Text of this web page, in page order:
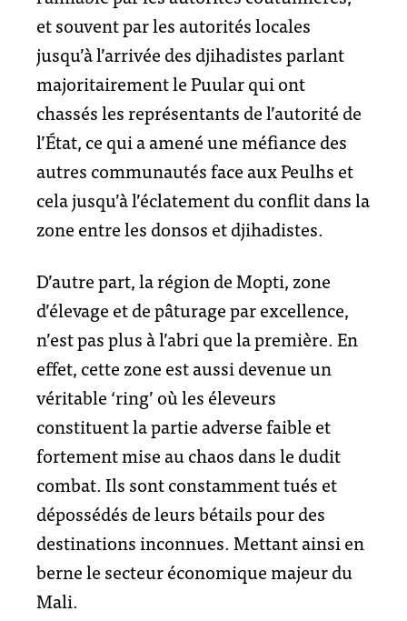
et souvent par les autorités locales
jusqu’à l’arrivée des djihadistes parlant
majoritairement le Puular qui ont
chassés les représentants de l’autorité de
l’État, ce qui a amené une méfiance des
autres communautés face aux Peulhs et
cela jusqu’à l’éclatement du conflit dans la
zone entre les donsos et djihadistes.
D’autre part, la région de Mopti, zone
d’élevage et de pâturage par excellence,
n’est pas plus à l’abri que la première. En
effet, cette zone est aussi devenue un
véritable ‘ring’ où les éleveurs
constituent la partie adverse faible et
fortement mise au chaos dans le dudit
combat. Ils sont constamment tués et
dépossédés de leurs bétails pour des
destinations inconnues. Mettant ainsi en
berne le secteur économique majeur du
Mali.